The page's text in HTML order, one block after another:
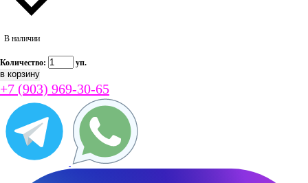
В наличии
Количество: уп.
+7 (903) 969-30-65